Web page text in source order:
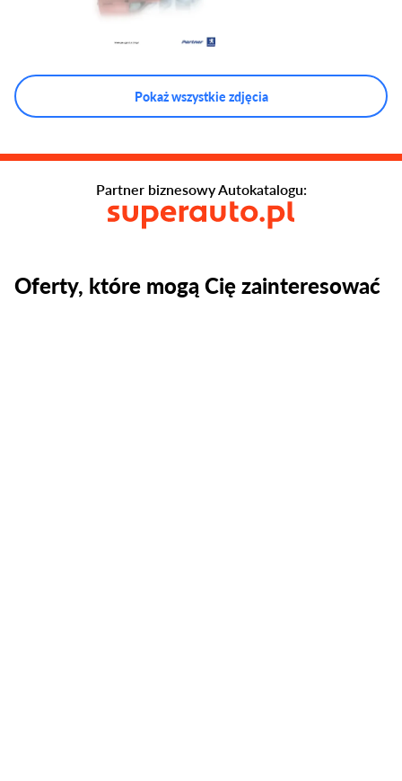
Pokaż wszystkie zdjęcia
Oferty, które mogą Cię zainteresować
Partner biznesowy Autokatalogu: